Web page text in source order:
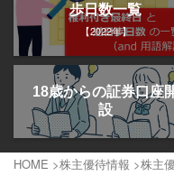
歩日数一覧
【2022年】
18歳からの証券口座
設
HOME >株主優待情報 >株主